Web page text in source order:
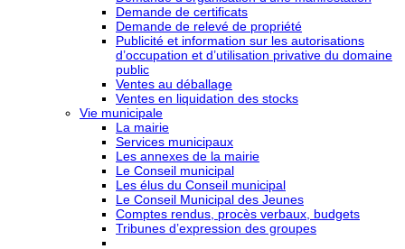
Demande de certificats
Demande de relevé de propriété
Publicité et information sur les autorisations
d’occupation et d’utilisation privative du domaine
public
Ventes au déballage
Ventes en liquidation des stocks
Vie municipale
La mairie
Services municipaux
Les annexes de la mairie
Le Conseil municipal
Les élus du Conseil municipal
Le Conseil Municipal des Jeunes
Comptes rendus, procès verbaux, budgets
Tribunes d’expression des groupes